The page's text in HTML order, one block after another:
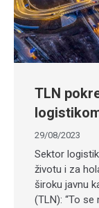
TLN
29/08/2023
Sektor
životu i za
široku javnu
(TLN): “To